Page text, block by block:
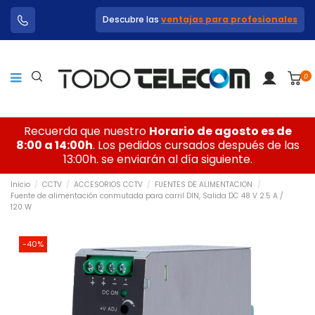
Descubre las ventajas para profesionales
0
Recuerda que nuestro Horario de agosto es de
8:00 a 14:00h. Los pedidos cursados después de las
13:00h. se enviarán al día siguiente.
Inicio CCTV ACCESORIOS CCTV
FUENTES DE ALIMENTACION
Fuente de alimentación conmutada para carril DIN, Salida DC 48 V 2.5 A /
120 W
-40%